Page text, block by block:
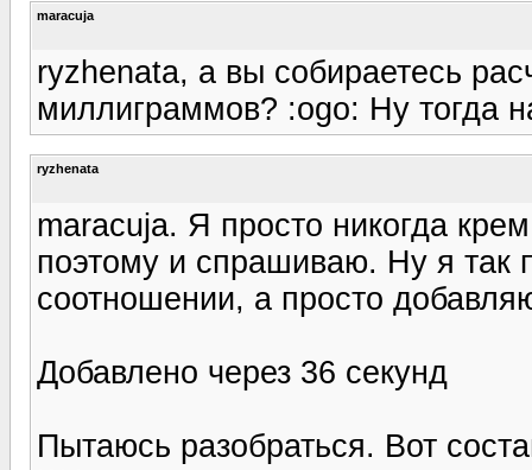
maracuja
ryzhenata, a вы собираетесь
миллиграммов? :ogo: Ну тогда
ryzhenata
maracuja. Я просто никогда
поэтому и спрашиваю. Ну я так
соотношении, а просто
Добавлено через 36 секунд
Пытаюсь разобраться. Вот